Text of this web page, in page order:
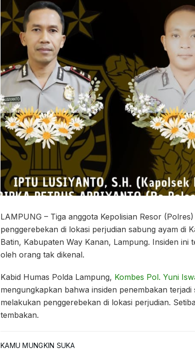
LAMPUNG – Tiga anggota Kepolisian Resor (Polres)
penggerebekan di lokasi perjudian sabung ayam di
Batin, Kabupaten Way Kanan, Lampung. Insiden ini
oleh orang tak dikenal.
Kabid Humas Polda Lampung, Kombes Pol. Yuni
mengungkapkan bahwa insiden penembakan
melakukan penggerebekan di lokasi perjudian.
tembakan.
KAMU MUNGKIN SUKA